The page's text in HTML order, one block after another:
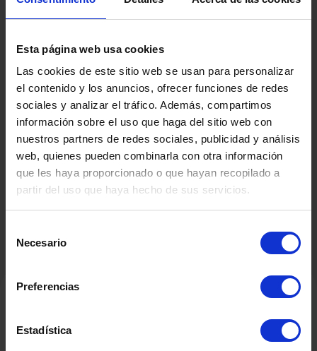
Esta página web usa cookies
Las cookies de este sitio web se usan para personalizar
el contenido y los anuncios, ofrecer funciones de redes
sociales y analizar el tráfico. Además, compartimos
información sobre el uso que haga del sitio web con
nuestros partners de redes sociales, publicidad y análisis
web, quienes pueden combinarla con otra información
que les haya proporcionado o que hayan recopilado a
partir del uso que haya hecho de sus servicios.
Necesario
Preferencias
Estadística
155
Kg
Estado
En su estado
Fabricado por
JUSTINOX
Productos Relacionados